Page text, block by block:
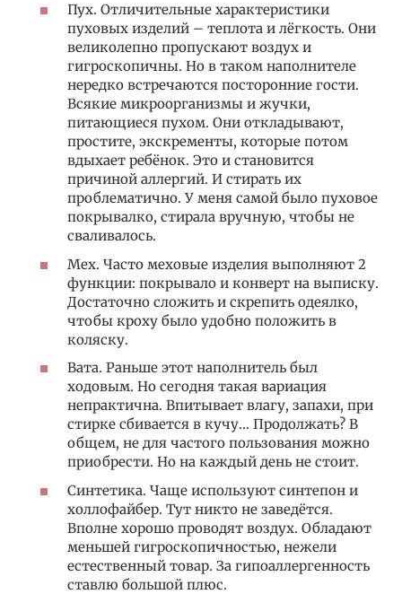
Пух. Отличительные характеристики
пуховых изделий – теплота и лёгкость. Они
великолепно пропускают воздух и
гигроскопичны. Но в таком наполнителе
нередко встречаются посторонние гости.
Всякие микроорганизмы и жучки,
питающиеся пухом. Они откладывают,
простите, экскременты, которые потом
вдыхает ребёнок. Это и становится
причиной аллергий. И стирать их
проблематично. У меня самой было пуховое
покрывалко, стирала вручную, чтобы не
сваливалось.
Мех. Часто меховые изделия выполняют 2
функции: покрывало и конверт на выписку.
Достаточно сложить и скрепить одеялко,
чтобы кроху было удобно положить в
коляску.
Вата. Раньше этот наполнитель был
ходовым. Но сегодня такая вариация
непрактична. Впитывает влагу, запахи, при
стирке сбивается в кучу… Продолжать? В
общем, не для частого пользования можно
приобрести. Но на каждый день не стоит.
Синтетика. Чаще используют синтепон и
холлофайбер. Тут никто не заведётся.
Вполне хорошо проводят воздух. Обладают
меньшей гигроскопичностью, нежели
естественный товар. За гипоаллергенность
ставлю большой плюс.